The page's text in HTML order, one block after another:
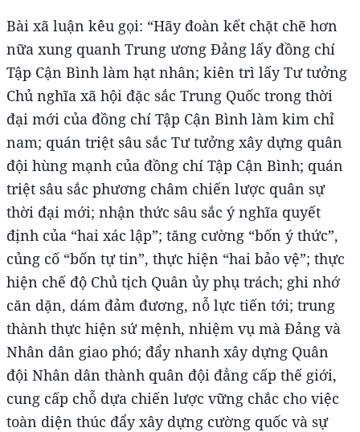
Bài xã luận kêu gọi: “Hãy đoàn kết chặt chẽ hơn
nữa xung quanh Trung ương Đảng lấy đồng chí
Tập Cận Bình làm hạt nhân; kiên trì lấy Tư tưởng
Chủ nghĩa xã hội đặc sắc Trung Quốc trong thời
đại mới của đồng chí Tập Cận Bình làm kim chỉ
nam; quán triệt sâu sắc Tư tưởng xây dựng quân
đội hùng mạnh của đồng chí Tập Cận Bình; quán
triệt sâu sắc phương châm chiến lược quân sự
thời đại mới; nhận thức sâu sắc ý nghĩa quyết
định của “hai xác lập”; tăng cường “bốn ý thức”,
củng cố “bốn tự tin”, thực hiện “hai bảo vệ”; thực
hiện chế độ Chủ tịch Quân ủy phụ trách; ghi nhớ
căn dặn, dám đảm đương, nỗ lực tiến tới; trung
thành thực hiện sứ mệnh, nhiệm vụ mà Đảng và
Nhân dân giao phó; đẩy nhanh xây dựng Quân
đội Nhân dân thành quân đội đẳng cấp thế giới,
cung cấp chỗ dựa chiến lược vững chắc cho việc
toàn diện thúc đẩy xây dựng cường quốc và sự